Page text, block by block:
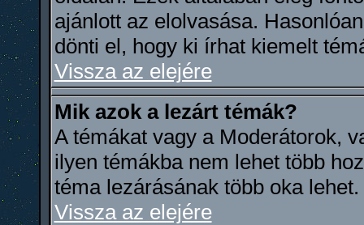
ajánlott az elolvasása.
dönti el, hogy ki írhat kiemelt
Vissza az elejére
Mik azok a lezárt témák?
A témákat vagy a Moderátorok,
ilyen témákba nem lehet több
téma lezárásának több oka lehet.
Vissza az elejére